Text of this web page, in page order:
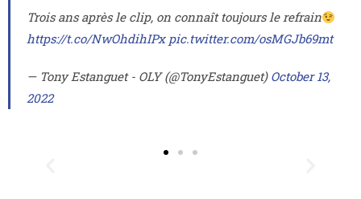
Trois ans après le clip, on connaît toujours le refrain
https://t.co/NwOhdihIPx pic.twitter.com/osMGJb69mt
— Tony Estanguet - OLY (@TonyEstanguet) October 13,
2022